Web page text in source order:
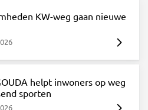
KW-weg gaan nieuwe
helpt inwoners op weg
sporten